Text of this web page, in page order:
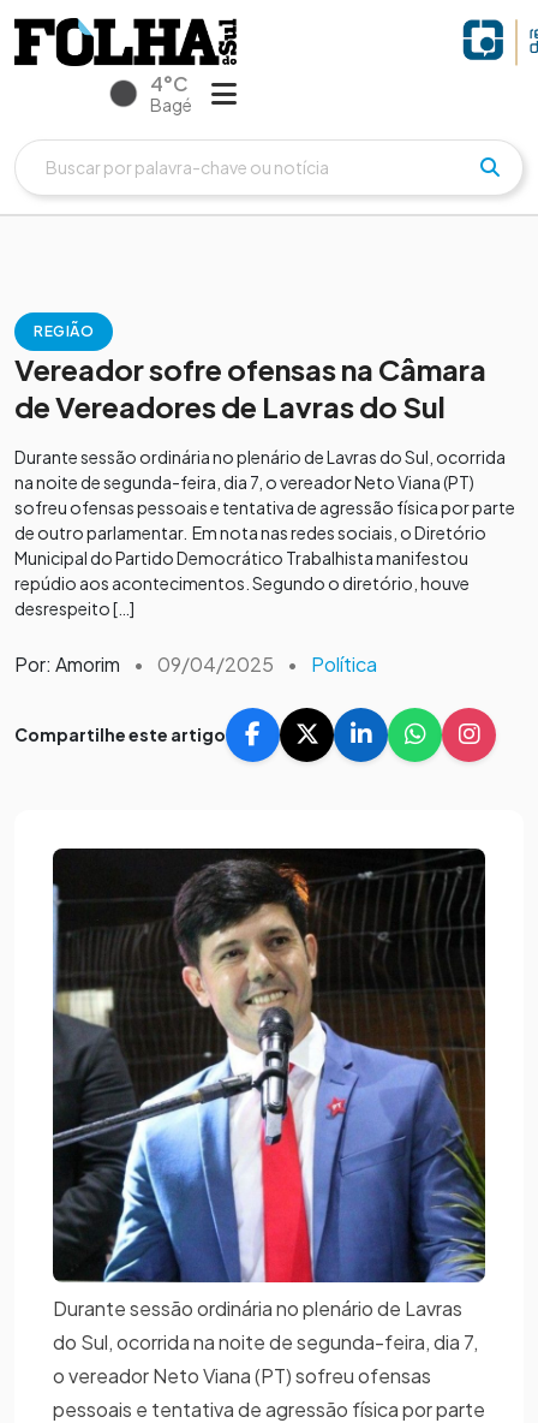
4°C
Bagé
REGIÃO
Vereador sofre ofensas na Câmara
de Vereadores de Lavras do Sul
Durante sessão ordinária no plenário de Lavras do Sul, ocorrida
na noite de segunda-feira, dia 7, o vereador Neto Viana (PT)
sofreu ofensas pessoais e tentativa de agressão física por parte
de outro parlamentar. Em nota nas redes sociais, o Diretório
Municipal do Partido Democrático Trabalhista manifestou
repúdio aos acontecimentos. Segundo o diretório, houve
desrespeito […]
Por: Amorim • 09/04/2025 • Política
Compartilhe este artigo
Durante sessão ordinária no plenário de Lavras
do Sul, ocorrida na noite de segunda-feira, dia 7,
o vereador Neto Viana (PT) sofreu ofensas
pessoais e tentativa de agressão física por parte